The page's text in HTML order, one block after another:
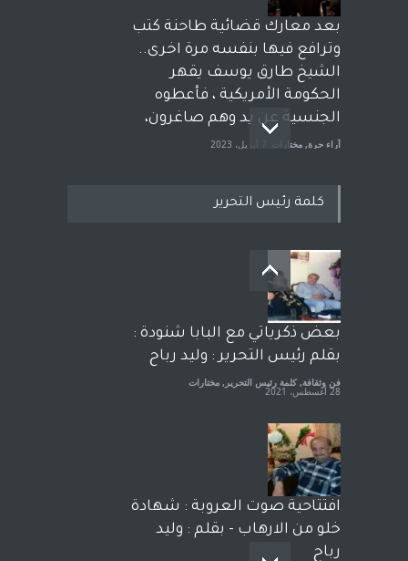
بعد معارك قضائية طاحنة كتب
وترافع فيها بنفسه مرة اخرى..
الشيخ طارق يوسف يقهر
الحكومة الأمريكية ، فأعطوه
الجنسية عن يد وهم صاغرون،
آراء حرة, مختارات
معاناة زلزال سوريّة تفضح:
زيف ديمقراطية الغرب! قلم :
رشاد أبو شاورآراء حرة ..
آراء حرة 18 فبراير، 2023
كلمة رئيس التحرير
بعض ذكرياتي مع البابا شنودة :
بقلم رئيس التحرير : وليد رباح
فن وثقافة, كلمة رئيس التحرير , مختارات
28 أغسطس، 2021
افتتاحية صوت العروبة : شهادة
خلو من الارهاب - بقلم : وليد
رباح